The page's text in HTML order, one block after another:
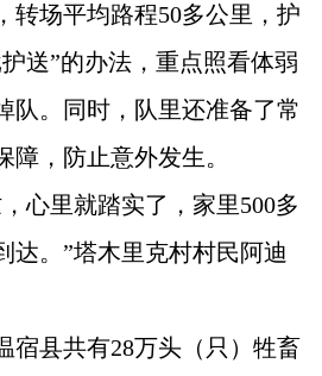
转场平均路程50多公里，护
送”的办法，重点照看体弱
队。同时，队里还准备了常
障，防止意外发生。
心里就踏实了，家里500多
达。”塔木里克村村民阿迪
宿县共有28万头（只）牲畜